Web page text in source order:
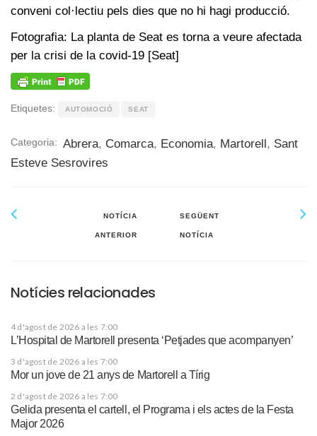
conveni col·lectiu pels dies que no hi hagi producció.
Fotografia: La planta de Seat es torna a veure afectada
per la crisi de la covid-19 [Seat]
Etiquetes: AUTOMOCIÓ SEAT
Categoria: Abrera, Comarca, Economia, Martorell, Sant
Esteve Sesrovires
NOTÍCIA
ANTERIOR
SEGÜENT
NOTÍCIA
Notícies relacionades
4 d'agost de 2026 a les 7:00
L’Hospital de Martorell presenta ‘Petjades que acompanyen’
3 d'agost de 2026 a les 7:00
Mor un jove de 21 anys de Martorell a Tírig
2 d'agost de 2026 a les 7:00
Gelida presenta el cartell, el Programa i els actes de la Festa
Major 2026